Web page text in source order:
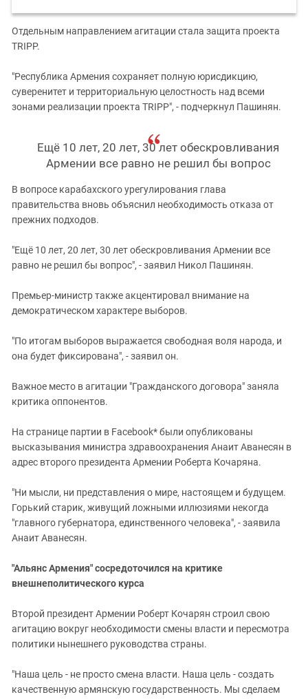
Отдельным направлением агитации стала защита проекта
TRIPP.
"Республика Армения сохраняет полную юрисдикцию,
суверенитет и территориальную целостность над всеми
зонами реализации проекта TRIPP", - подчеркнул Пашинян.
Ещё 10 лет, 20 лет, 30 лет обескровливания
Армении все равно не решил бы вопрос
В вопросе карабахского урегулирования глава
правительства вновь объяснил необходимость отказа от
прежних подходов.
"Ещё 10 лет, 20 лет, 30 лет обескровливания Армении все
равно не решил бы вопрос", - заявил Никол Пашинян.
Премьер-министр также акцентировал внимание на
демократическом характере выборов.
"По итогам выборов выражается свободная воля народа, и
она будет фиксирована", - заявил он.
Важное место в агитации "Гражданского договора" заняла
критика оппонентов.
На странице партии в Facebook* были опубликованы
высказывания министра здравоохранения Анаит Аванесян в
адрес второго президента Армении Роберта Кочаряна.
"Ни мысли, ни представления о мире, настоящем и будущем.
Горький старик, живущий ложными иллюзиями некогда
"главного губернатора, единственного человека", - заявила
Анаит Аванесян.
"Альянс Армения" сосредоточился на критике
внешнеполитического курса
Второй президент Армении Роберт Кочарян строил свою
агитацию вокруг необходимости смены власти и пересмотра
политики нынешнего руководства страны.
"Наша цель - не просто смена власти. Наша цель - создать
качественную армянскую государственность. Мы сделаем